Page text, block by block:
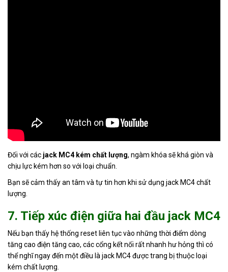
Đối với các jack MC4 kém chất lượng, ngàm khóa sẽ khá giòn và
chịu lực kém hơn so với loại chuẩn.
Bạn sẽ cảm thấy an tâm và tự tin hơn khi sử dụng jack MC4 chất
lượng.
7. Tiếp xúc điện giữa hai đầu jack MC4
Nếu bạn thấy hệ thống reset liên tục vào những thời điểm dòng
tăng cao điện tăng cao, các cổng kết nối rất nhanh hư hỏng thì có
thể nghĩ ngay đến một điều là jack MC4 được trang bị thuộc loại
kém chất lượng.